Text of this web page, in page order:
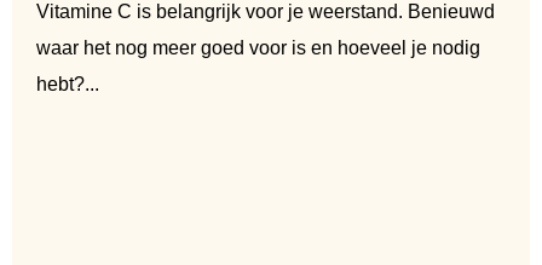
Vitamine C is belangrijk voor je weerstand. Benieuwd
waar het nog meer goed voor is en hoeveel je nodig
hebt?...